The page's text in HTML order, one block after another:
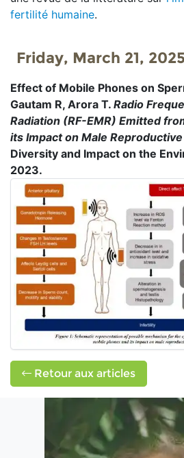
fertilité humaine.
Friday, March 21, 2025
Effect of Mobile Phones on
Gautam R, Arora T. Radio
Radiation (RF-EMR) Emitted
its Impact on Male
Diversity and Impact on the
2023.
Retour aux articles